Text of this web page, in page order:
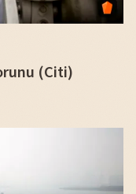
(Citi)